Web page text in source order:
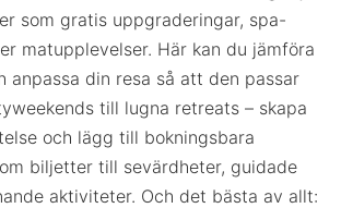
som gratis uppgraderingar, spa-
matupplevelser. Här kan du jämföra
anpassa din resa så att den passar
till lugna retreats – skapa
och lägg till bokningsbara
biljetter till sevärdheter, guidade
aktiviteter. Och det bästa av allt: